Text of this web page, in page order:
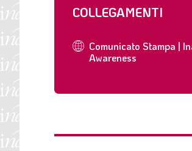
COLLEGAMENTI
Comunicato Stampa |
Awareness